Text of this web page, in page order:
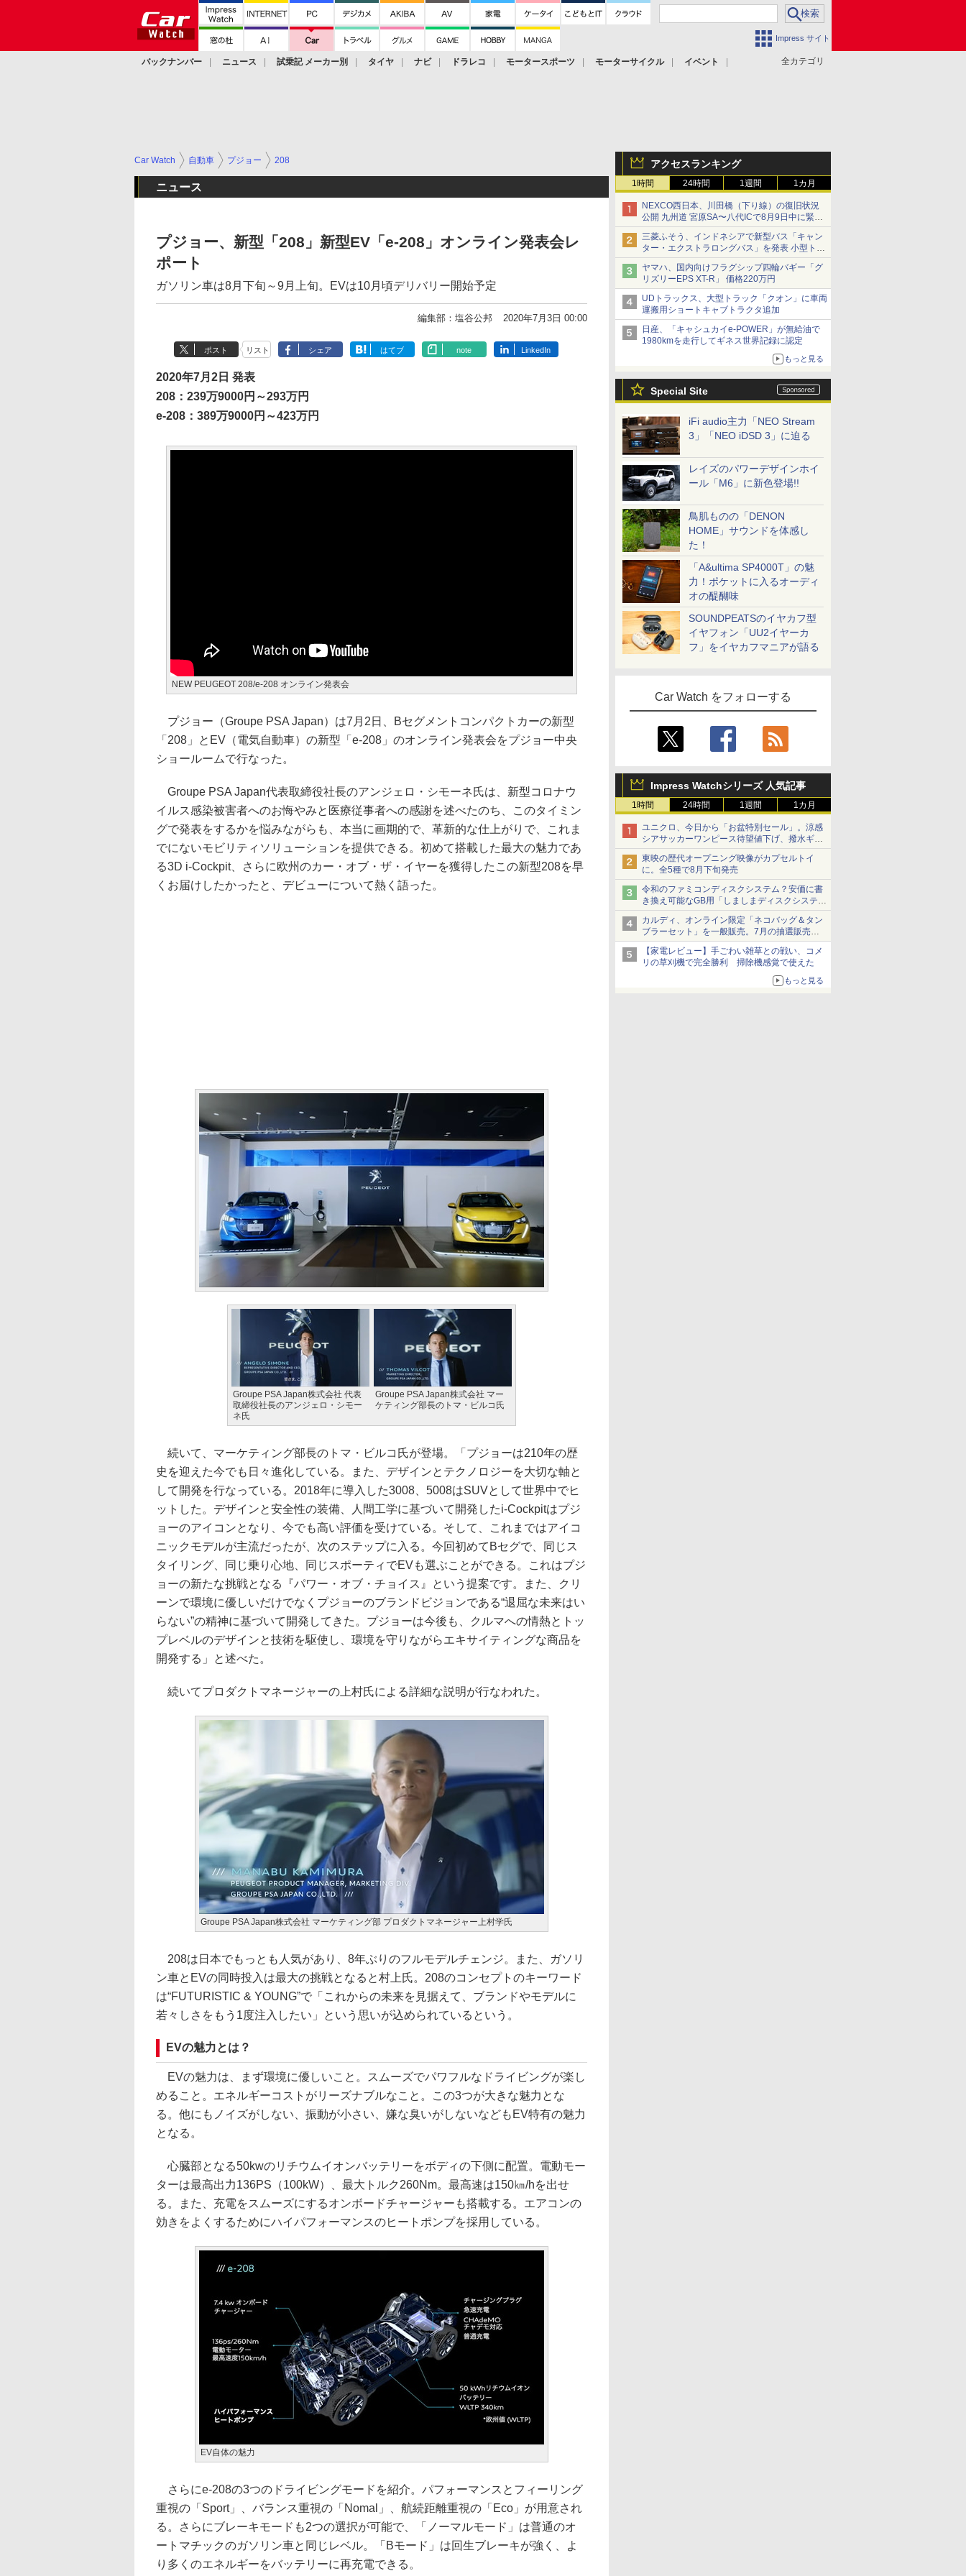
Impress サイト
全カテゴリ
バックナンバー ニュース 試乗記 メーカー別 タイヤ ナビ ドラレコ モータースポーツ モーターサイクル
イベント
アクセスランキング
1時間 24時間 1週間 1カ月
NEXCO西日本、川田橋（下り線）の復旧状況
公開 九州道 宮原SA〜八代ICで8月9日中に緊急
車両を通行可能に
三菱ふそう、インドネシアで新型バス「キャン
ター・エクストラロングバス」を発表 小型トラ
ックベースの観光・旅客輸送向けバス
ヤマハ、国内向けフラグシップ四輪バギー「グ
リズリーEPS XT-R」 価格220万円
UDトラックス、大型トラック「クオン」に車両
運搬用ショートキャブトラクタ追加
日産、「キャシュカイe-POWER」が無給油で
1980kmを走行してギネス世界記録に認定
もっと見る
Special Site
iFi audio主力「NEO Stream
3」「NEO iDSD 3」に迫る
レイズのパワーデザインホイ
ール「M6」に新色登場!!
鳥肌ものの「DENON
HOME」サウンドを体感し
た！
「A&ultima SP4000T」の魅
力！ポケットに入るオーディ
オの醍醐味
SOUNDPEATSのイヤカフ型
イヤフォン「UU2イヤーカ
フ」をイヤカフマニアが語る
Car Watch をフォローする
Impress Watchシリーズ 人気記事
1時間 24時間 1週間 1カ月
ユニクロ、今日から「お盆特別セール」。涼感
シアサッカーワンピース待望値下げ、撥水ギア
ショーツは1990円に
東映の歴代オープニング映像がカプセルトイ
に。全5種で8月下旬発売
令和のファミコンディスクシステム？安価に書
き換え可能なGB用「しましまディスクシステ
ム」
カルディ、オンライン限定「ネコバッグ＆タン
ブラーセット」を一般販売。7月の抽選販売の
当選無効分
【家電レビュー】手ごわい雑草との戦い、コメ
リの草刈機で完全勝利 掃除機感覚で使えた
もっと見る
Car Watch 自動車 プジョー 208
ニュース
プジョー、新型「208」新型EV「e-208」オンライン発表会レ
ポート
ガソリン車は8月下旬～9月上旬。EVは10月頃デリバリー開始予定
編集部：塩谷公邦 2020年7月3日 00:00
ポスト リスト シェア はてブ note LinkedIn
2020年7月2日 発表
208：239万9000円～293万円
e-208：389万9000円～423万円
NEW PEUGEOT 208/e-208 オンライン発表会
プジョー（Groupe PSA Japan）は7月2日、Bセグメントコンパクトカーの新型
「208」とEV（電気自動車）の新型「e-208」のオンライン発表会をプジョー中央
ショールームで行なった。
Groupe PSA Japan代表取締役社長のアンジェロ・シモーネ氏は、新型コロナウ
イルス感染被害者へのお悔やみと医療従事者への感謝を述べたのち、このタイミン
グで発表をするかを悩みながらも、本当に画期的で、革新的な仕上がりで、これま
でにないモビリティソリューションを提供できる。初めて搭載した最大の魅力であ
る3D i-Cockpit、さらに欧州のカー・オブ・ザ・イヤーを獲得したこの新型208を早
くお届けしたかったと、デビューについて熱く語った。
Groupe PSA Japan株式会社 代表
取締役社長のアンジェロ・シモー
ネ氏
Groupe PSA Japan株式会社 マー
ケティング部長のトマ・ビルコ氏
続いて、マーケティング部長のトマ・ビルコ氏が登場。「プジョーは210年の歴
史を迎えた今でも日々進化している。また、デザインとテクノロジーを大切な軸と
して開発を行なっている。2018年に導入した3008、5008はSUVとして世界中でヒ
ットした。デザインと安全性の装備、人間工学に基づいて開発したi-Cockpitはプジ
ョーのアイコンとなり、今でも高い評価を受けている。そして、これまではアイコ
ニックモデルが主流だったが、次のステップに入る。今回初めてBセグで、同じス
タイリング、同じ乗り心地、同じスポーティでEVも選ぶことができる。これはプジ
ョーの新たな挑戦となる『パワー・オブ・チョイス』という提案です。また、クリ
ーンで環境に優しいだけでなくプジョーのブランドビジョンである“退屈な未来はい
らない”の精神に基づいて開発してきた。プジョーは今後も、クルマへの情熱とトッ
プレベルのデザインと技術を駆使し、環境を守りながらエキサイティングな商品を
開発する」と述べた。
続いてプロダクトマネージャーの上村氏による詳細な説明が行なわれた。
Groupe PSA Japan株式会社 マーケティング部 プロダクトマネージャー上村学氏
208は日本でもっとも人気があり、8年ぶりのフルモデルチェンジ。また、ガソリ
ン車とEVの同時投入は最大の挑戦となると村上氏。208のコンセプトのキーワード
は“FUTURISTIC & YOUNG”で「これからの未来を見据えて、ブランドやモデルに
若々しさをもう1度注入したい」という思いが込められているという。
EVの魅力とは？
EVの魅力は、まず環境に優しいこと。スムーズでパワフルなドライビングが楽し
めること。エネルギーコストがリーズナブルなこと。この3つが大きな魅力とな
る。他にもノイズがしない、振動が小さい、嫌な臭いがしないなどもEV特有の魅力
となる。
心臓部となる50kwのリチウムイオンバッテリーをボディの下側に配置。電動モー
ターは最高出力136PS（100kW）、最大トルク260Nm。最高速は150㎞/hを出せ
る。また、充電をスムーズにするオンボードチャージャーも搭載する。エアコンの
効きをよくするためにハイパフォーマンスのヒートポンプを採用している。
EV自体の魅力
さらにe-208の3つのドライビングモードを紹介。パフォーマンスとフィーリング
重視の「Sport」、バランス重視の「Nomal」、航続距離重視の「Eco」が用意され
る。さらにブレーキモードも2つの選択が可能で、「ノーマルモード」は普通のオ
ートマチックのガソリン車と同じレベル。「Bモード」は回生ブレーキが強く、よ
り多くのエネルギーをバッテリーに再充電できる。